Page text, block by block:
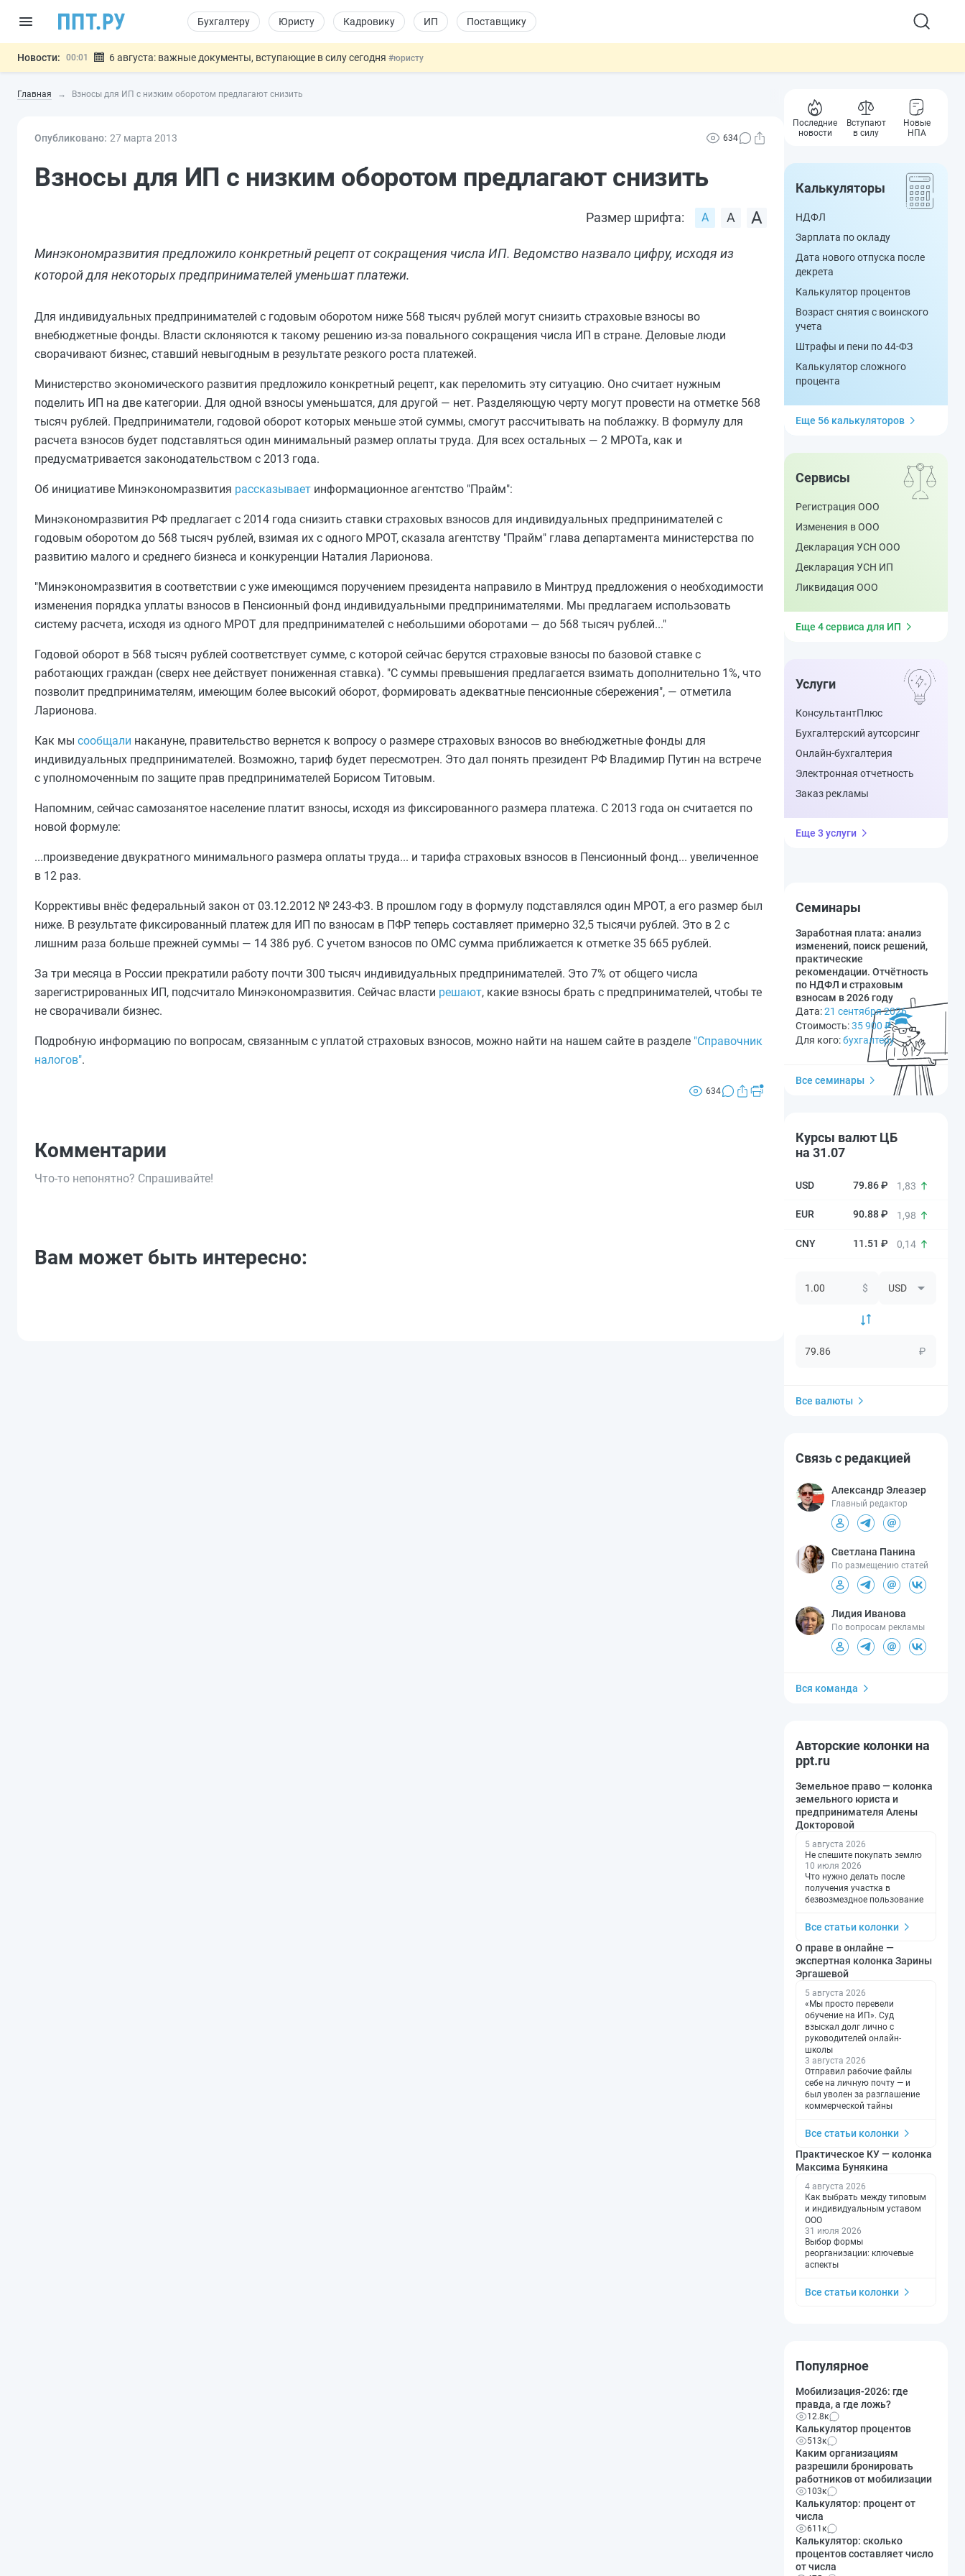
Бухгалтеру Юристу Кадровику ИП Поставщику
Новости: 00:01 6 августа: важные документы, вступающие в силу сегодня #юристу
05.08 Мигрантам с судимостью запретят получать ВНЖ и гражданство: закон подписан
05.08
Важно Подписан закон об упрощении госзакупок по 44-ФЗ
Главная Взносы для ИП с низким оборотом предлагают снизить
Опубликовано: 27 марта 2013 634
Взносы для ИП с низким оборотом предлагают снизить
Размер шрифта:
Минэкономразвития предложило конкретный рецепт от сокращения числа ИП. Ведомство назвало цифру, исходя из
которой для некоторых предпринимателей уменьшат платежи.
Для индивидуальных предпринимателей с годовым оборотом ниже 568 тысяч рублей могут снизить страховые взносы во
внебюджетные фонды. Власти склоняются к такому решению из-за повального сокращения числа ИП в стране. Деловые люди
сворачивают бизнес, ставший невыгодным в результате резкого роста платежей.
Министерство экономического развития предложило конкретный рецепт, как переломить эту ситуацию. Оно считает нужным
поделить ИП на две категории. Для одной взносы уменьшатся, для другой — нет. Разделяющую черту могут провести на отметке 568
тысяч рублей. Предприниматели, годовой оборот которых меньше этой суммы, смогут рассчитывать на поблажку. В формулу для
расчета взносов будет подставляться один минимальный размер оплаты труда. Для всех остальных — 2 МРОТа, как и
предусматривается законодательством с 2013 года.
Об инициативе Минэкономразвития рассказывает информационное агентство "Прайм":
Минэкономразвития РФ предлагает с 2014 года снизить ставки страховых взносов для индивидуальных предпринимателей с
годовым оборотом до 568 тысяч рублей, взимая их с одного МРОТ, сказала агентству "Прайм" глава департамента министерства по
развитию малого и среднего бизнеса и конкуренции Наталия Ларионова.
"Минэкономразвития в соответствии с уже имеющимся поручением президента направило в Минтруд предложения о необходимости
изменения порядка уплаты взносов в Пенсионный фонд индивидуальными предпринимателями. Мы предлагаем использовать
систему расчета, исходя из одного МРОТ для предпринимателей с небольшими оборотами — до 568 тысяч рублей..."
Годовой оборот в 568 тысяч рублей соответствует сумме, с которой сейчас берутся страховые взносы по базовой ставке с
работающих граждан (сверх нее действует пониженная ставка). "С суммы превышения предлагается взимать дополнительно 1%, что
позволит предпринимателям, имеющим более высокий оборот, формировать адекватные пенсионные сбережения", — отметила
Ларионова.
Как мы сообщали накануне, правительство вернется к вопросу о размере страховых взносов во внебюджетные фонды для
индивидуальных предпринимателей. Возможно, тариф будет пересмотрен. Это дал понять президент РФ Владимир Путин на встрече
с уполномоченным по защите прав предпринимателей Борисом Титовым.
Напомним, сейчас самозанятое население платит взносы, исходя из фиксированного размера платежа. С 2013 года он считается по
новой формуле:
...произведение двукратного минимального размера оплаты труда... и тарифа страховых взносов в Пенсионный фонд... увеличенное
в 12 раз.
Коррективы внёс федеральный закон от 03.12.2012 № 243-ФЗ. В прошлом году в формулу подставлялся один МРОТ, а его размер был
ниже. В результате фиксированный платеж для ИП по взносам в ПФР теперь составляет примерно 32,5 тысячи рублей. Это в 2 с
лишним раза больше прежней суммы — 14 386 руб. С учетом взносов по ОМС сумма приближается к отметке 35 665 рублей.
За три месяца в России прекратили работу почти 300 тысяч индивидуальных предпринимателей. Это 7% от общего числа
зарегистрированных ИП, подсчитало Минэкономразвития. Сейчас власти решают, какие взносы брать с предпринимателей, чтобы те
не сворачивали бизнес.
Подробную информацию по вопросам, связанным с уплатой страховых взносов, можно найти на нашем сайте в разделе "Справочник
налогов".
634
Комментарии
Что-то непонятно? Спрашивайте!
Вам может быть интересно:
Последние
новости
Вступают
в силу
Новые
НПА
Калькуляторы
НДФЛ
Зарплата по окладу
Дата нового отпуска после
декрета
Калькулятор процентов
Возраст снятия с воинского
учета
Штрафы и пени по 44-ФЗ
Калькулятор сложного
процента
Еще 56 калькуляторов
Сервисы
Регистрация ООО
Изменения в ООО
Декларация УСН ООО
Декларация УСН ИП
Ликвидация ООО
Еще 4 сервиса для ИП
Услуги
КонсультантПлюс
Бухгалтерский аутсорсинг
Онлайн-бухгалтерия
Электронная отчетность
Заказ рекламы
Еще 3 услуги
Семинары
Заработная плата: анализ
изменений, поиск решений,
практические
рекомендации. Отчётность
по НДФЛ и страховым
взносам в 2026 году
Дата:21 сентября 2026
Стоимость:35 900 ₽
Для кого:бухгалтеру
Все семинары
Курсы валют ЦБ
на 31.07
79.86 ₽ 1,83
90.88 ₽ 1,98
11.51 ₽ 0,14
$
₽
Все валюты
Связь с редакцией
Александр Элеазер
Главный редактор
Светлана Панина
По размещению статей
Лидия Иванова
По вопросам рекламы
Вся команда
Авторские колонки на
ppt.ru
Земельное право — колонка
земельного юриста и
предпринимателя Алены
Докторовой
5 августа 2026
Не спешите покупать землю
10 июля 2026
Что нужно делать после
получения участка в
безвозмездное пользование
Все статьи колонки
О праве в онлайне —
экспертная колонка Зарины
Эргашевой
5 августа 2026
«Мы просто перевели
обучение на ИП». Суд
взыскал долг лично с
руководителей онлайн-
школы
3 августа 2026
Отправил рабочие файлы
себе на личную почту — и
был уволен за разглашение
коммерческой тайны
Все статьи колонки
Практическое КУ — колонка
Максима Бунякина
4 августа 2026
Как выбрать между типовым
и индивидуальным уставом
ООО
31 июля 2026
Выбор формы
реорганизации: ключевые
аспекты
Все статьи колонки
Популярное
Мобилизация-2026: где
правда, а где ложь?
12.8к
Калькулятор процентов
513к
Каким организациям
разрешили бронировать
работников от мобилизации
103к
Калькулятор: процент от
числа
611к
Калькулятор: сколько
процентов составляет число
от числа